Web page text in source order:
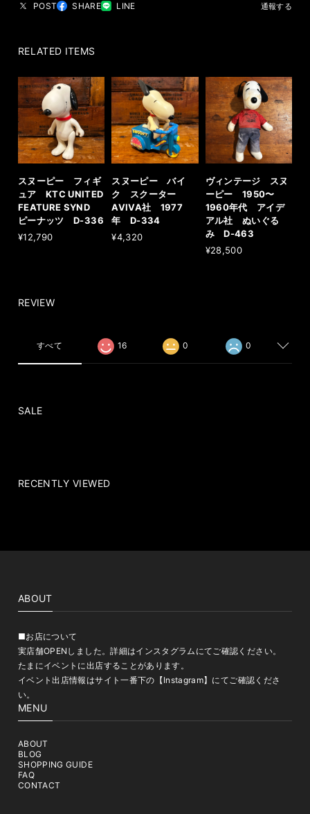
POST SHARE LINE 通報する
RELATED ITEMS
スヌーピー フィギ
ュア KTC UNITED
FEATURE SYND
ピーナッツ D-336
¥12,790
スヌーピー バイ
ク スクーター
AVIVA社 1977
年 D-334
¥4,320
ヴィンテージ スヌ
ーピー 1950〜
1960年代 アイデ
アル社 ぬいぐる
み D-463
¥28,500
REVIEW
すべて 16 0 0
SALE
RECENTLY VIEWED
ABOUT
■お店について
実店舗OPENしました。詳細はインスタグラムにてご確認ください。
たまにイベントに出店することがあります。
イベント出店情報はサイト一番下の【Instagram】にてご確認くださ
い。
MENU
ABOUT
BLOG
SHOPPING GUIDE
FAQ
CONTACT